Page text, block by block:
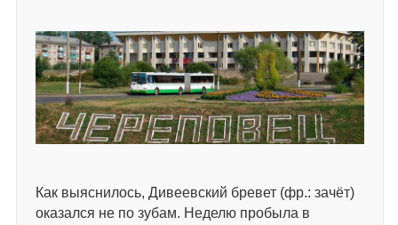
Как выяснилось, Дивеевский бревет (фр.: зачёт)
оказался не по зубам. Неделю пробыла в